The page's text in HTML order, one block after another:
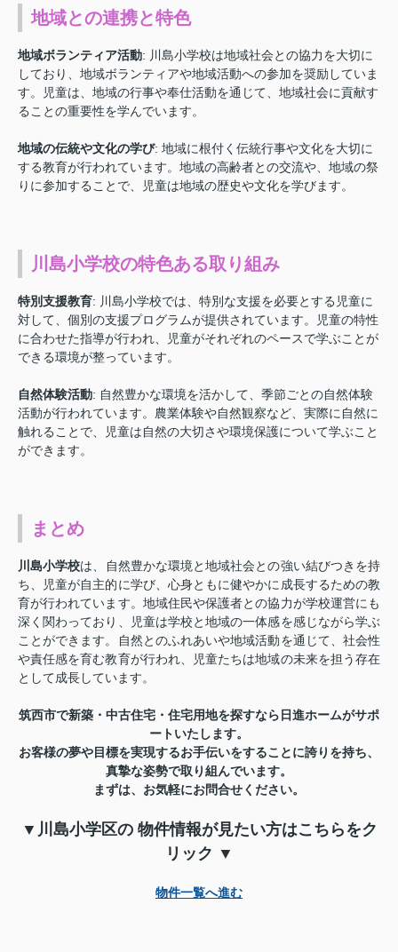
地域との連携と特色
地域ボランティア活動: 川島小学校は地域社会との協力を大切に
しており、地域ボランティアや地域活動への参加を奨励していま
す。児童は、地域の行事や奉仕活動を通じて、地域社会に貢献す
ることの重要性を学んでいます。
地域の伝統や文化の学び: 地域に根付く伝統行事や文化を大切に
する教育が行われています。地域の高齢者との交流や、地域の祭
りに参加することで、児童は地域の歴史や文化を学びます。
川島小学校の特色ある取り組み
特別支援教育: 川島小学校では、特別な支援を必要とする児童に
対して、個別の支援プログラムが提供されています。児童の特性
に合わせた指導が行われ、児童がそれぞれのペースで学ぶことが
できる環境が整っています。
自然体験活動: 自然豊かな環境を活かして、季節ごとの自然体験
活動が行われています。農業体験や自然観察など、実際に自然に
触れることで、児童は自然の大切さや環境保護について学ぶこと
ができます。
まとめ
川島小学校は、自然豊かな環境と地域社会との強い結びつきを持
ち、児童が自主的に学び、心身ともに健やかに成長するための教
育が行われています。地域住民や保護者との協力が学校運営にも
深く関わっており、児童は学校と地域の一体感を感じながら学ぶ
ことができます。自然とのふれあいや地域活動を通じて、社会性
や責任感を育む教育が行われ、児童たちは地域の未来を担う存在
として成長しています。
筑西市で新築・中古住宅・住宅用地を探すなら日進ホームがサポ
ートいたします。
お客様の夢や目標を実現するお手伝いをすることに誇りを持ち、
真摯な姿勢で取り組んでいます。
まずは、お気軽にお問合せください。
▼川島小学区の 物件情報が見たい方はこちらをク
リック ▼
物件一覧へ進む